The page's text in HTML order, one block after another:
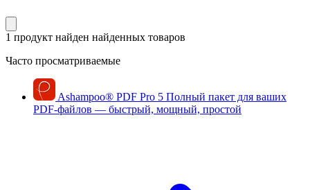
1 продукт найден найденных товаров
Часто просматриваемые
Ashampoo® PDF Pro 5 Полный пакет для ваших
PDF-файлов — быстрый, мощный, простой